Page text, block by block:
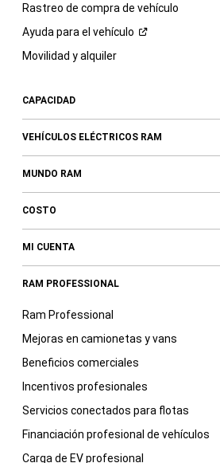
Rastreo de compra de vehículo
Ayuda para el vehículo
Movilidad y alquiler
CAPACIDAD
VEHÍCULOS ELÉCTRICOS RAM
MUNDO RAM
COSTO
MI CUENTA
RAM PROFESSIONAL
Ram Professional
Mejoras en camionetas y vans
Beneficios comerciales
Incentivos profesionales
Servicios conectados para flotas
Financiación profesional de vehículos
Carga de EV profesional